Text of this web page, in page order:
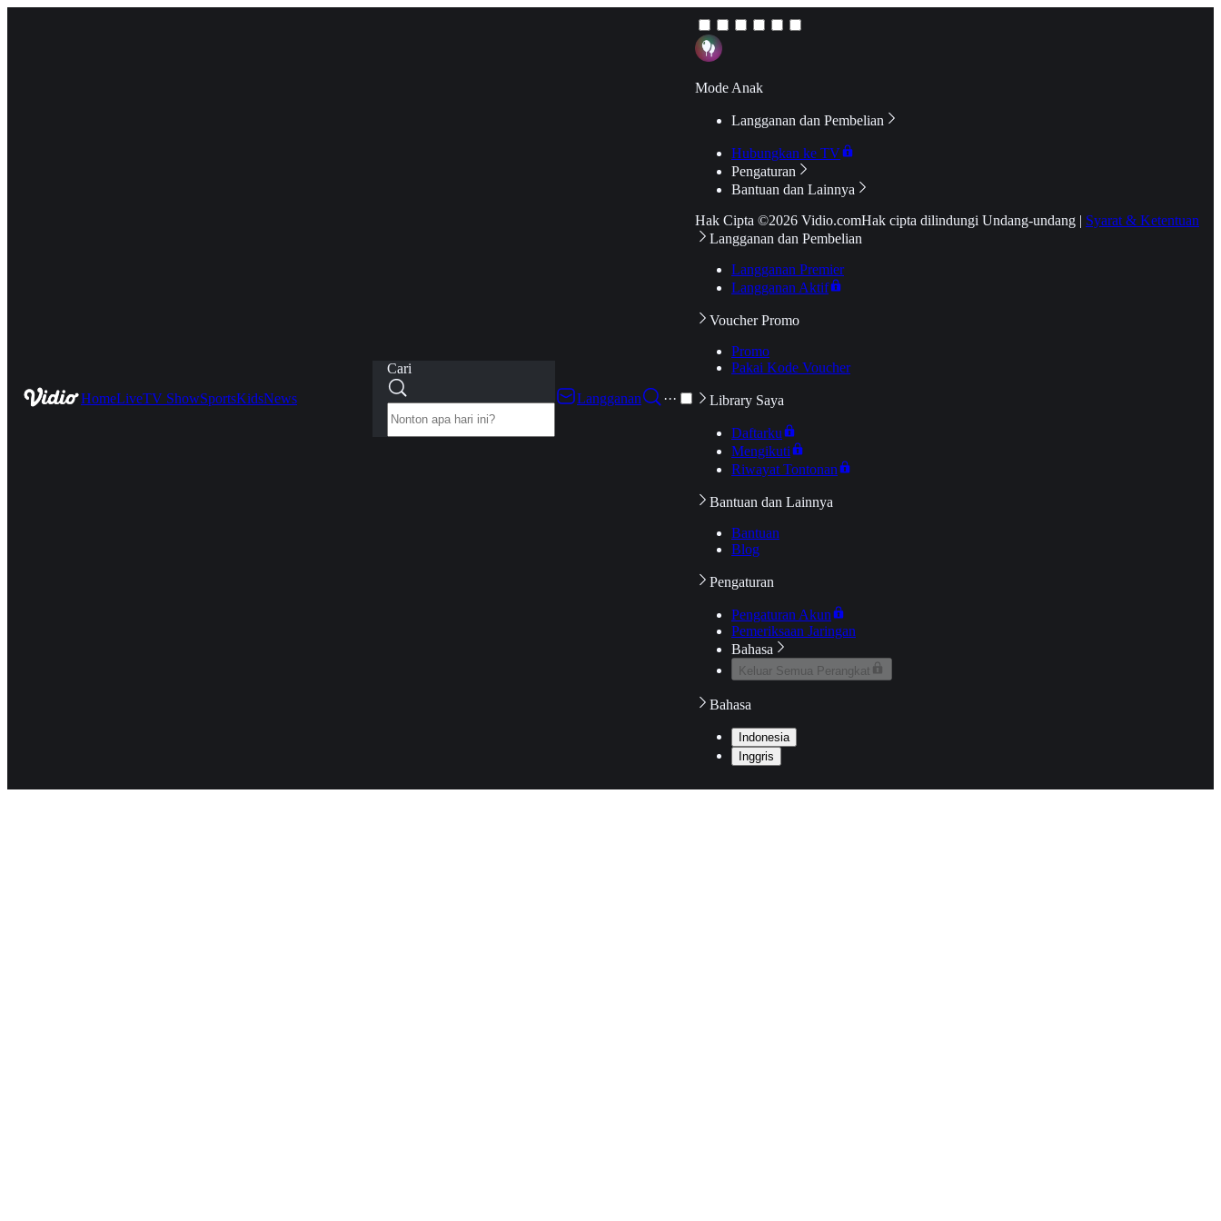
HomeLiveTV ShowSportsKidsNews
Cari
Langganan
···
Mode Anak
Langganan dan Pembelian
Hubungkan ke TV
Pengaturan
Bantuan dan Lainnya
Hak Cipta ©2026 Vidio.comHak cipta dilindungi Undang-undang | Syarat & Ketentuan
Langganan dan Pembelian
Langganan Premier
Langganan Aktif
Voucher Promo
Promo
Pakai Kode Voucher
Library Saya
Daftarku
Mengikuti
Riwayat Tontonan
Bantuan dan Lainnya
Bantuan
Blog
Pengaturan
Pengaturan Akun
Pemeriksaan Jaringan
Bahasa
Keluar Semua Perangkat
Bahasa
Indonesia
Inggris